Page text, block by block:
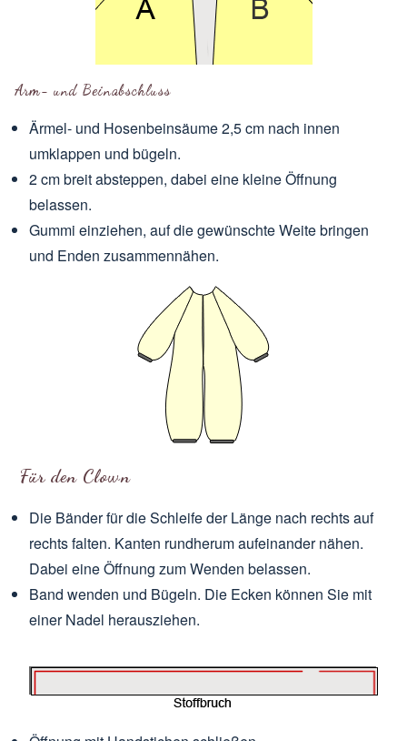
Arm- und Beinabschluss
Ärmel- und Hosenbeinsäume 2,5 cm nach innen
umklappen und bügeln.
2 cm breit absteppen, dabei eine kleine Öffnung
belassen.
Gummi einziehen, auf die gewünschte Weite bringen
und Enden zusammennähen.
Für den Clown
Die Bänder für die Schleife der Länge nach rechts auf
rechts falten. Kanten rundherum aufeinander nähen.
Dabei eine Öffnung zum Wenden belassen.
Band wenden und Bügeln. Die Ecken können Sie mit
einer Nadel herausziehen.